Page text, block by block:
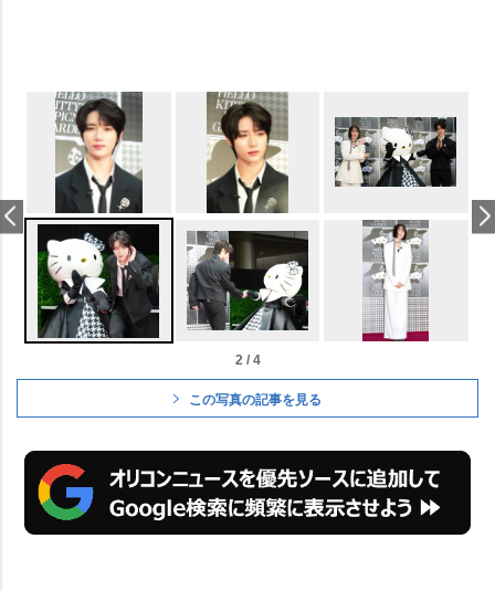
2 / 4
この写真の記事を見る